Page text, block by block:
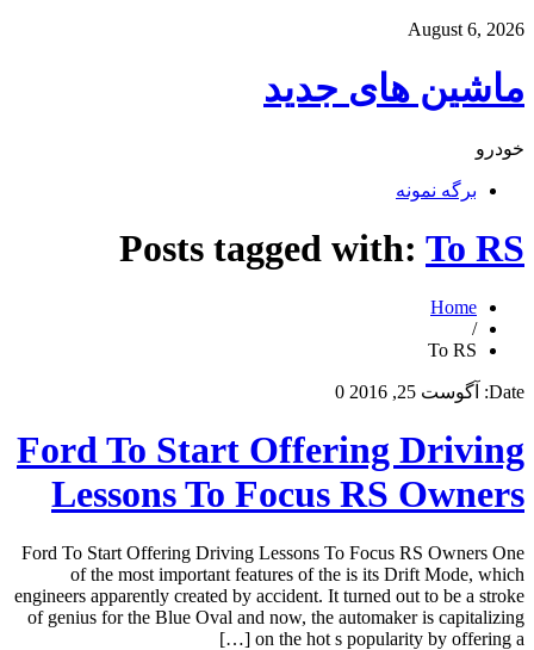
August 6, 2026
ماشین های جدید
خودرو
برگه نمونه
Posts tagged with: To RS
Home
/
To RS
Date: آگوست 25, 2016 0
Ford To Start Offering Driving
Lessons To Focus RS Owners
Ford To Start Offering Driving Lessons To Focus RS Owners One
of the most important features of the is its Drift Mode, which
engineers apparently created by accident. It turned out to be a stroke
of genius for the Blue Oval and now, the automaker is capitalizing
on the hot s popularity by offering a […]